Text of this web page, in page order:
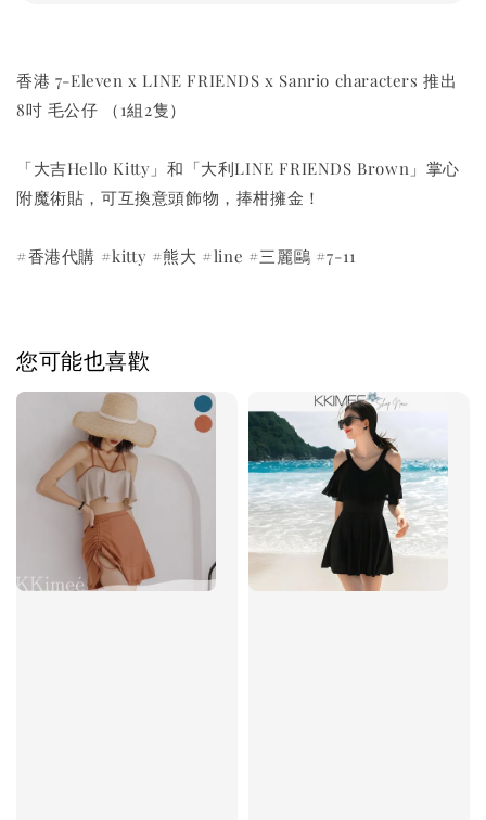
香港 7-Eleven x LINE FRIENDS x Sanrio characters 推出
8吋 毛公仔 （1組2隻）
「大吉Hello Kitty」和「大利LINE FRIENDS Brown」掌心
附魔術貼，可互換意頭飾物，捧柑擁金！
#香港代購 #kitty #熊大 #line #三麗鷗 #7-11
您可能也喜歡